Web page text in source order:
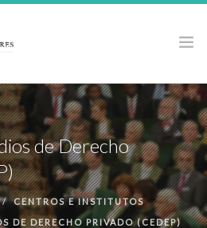
de Derecho
CENTROS E INSTITUTOS
DE DERECHO PRIVADO (CEDEP)